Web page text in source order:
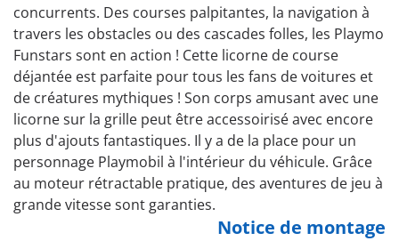
concurrents. Des courses palpitantes, la navigation à
travers les obstacles ou des cascades folles, les Playmo
Funstars sont en action ! Cette licorne de course
déjantée est parfaite pour tous les fans de voitures et
de créatures mythiques ! Son corps amusant avec une
licorne sur la grille peut être accessoirisé avec encore
plus d'ajouts fantastiques. Il y a de la place pour un
personnage Playmobil à l'intérieur du véhicule. Grâce
au moteur rétractable pratique, des aventures de jeu à
grande vitesse sont garanties.
Notice de montage